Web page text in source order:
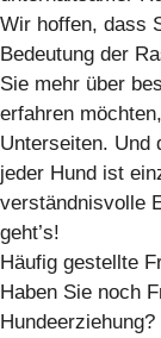
Wir hoffen, dass
Bedeutung der
Sie mehr über
erfahren
Unterseiten. Und
jeder Hund ist
verständnisvolle
geht’s!
Häufig gestellte
Haben Sie noch